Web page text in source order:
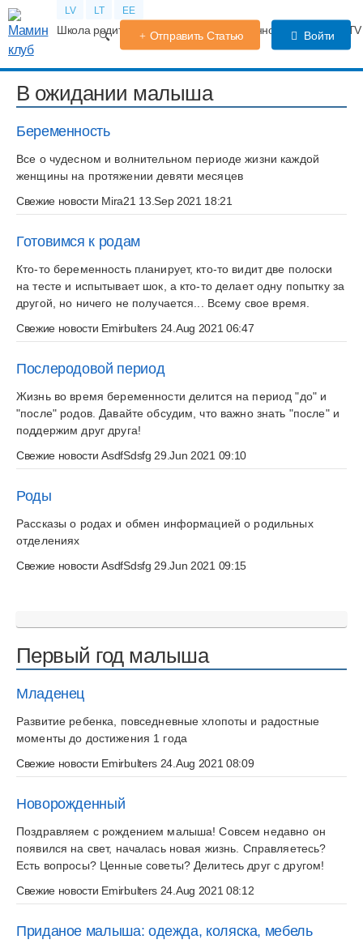
LV LT EE
Школа родителей Календарь беременности Форум
Отправить Статью Войти
В ожидании малыша
Беременность
Все о чудесном и волнительном периоде жизни каждой
женщины на протяжении девяти месяцев
Свежие новости Mira21 13.Sep 2021 18:21
Готовимся к родам
Кто-то беременность планирует, кто-то видит две полоски
на тесте и испытывает шок, а кто-то делает одну попытку за
другой, но ничего не получается... Всему свое время.
Свежие новости Emirbulters 24.Aug 2021 06:47
Послеродовой период
Жизнь во время беременности делится на период "до" и
"после" родов. Давайте обсудим, что важно знать "после" и
поддержим друг друга!
Свежие новостиAsdfSdsfg 29.Jun 2021 09:10
Роды
Рассказы о родах и обмен информацией о родильных
отделениях
Свежие новостиAsdfSdsfg 29.Jun 2021 09:15
Первый год малыша
Младенец
Развитие ребенка, повседневные хлопоты и радостные
моменты до достижения 1 года
Свежие новости Emirbulters 24.Aug 2021 08:09
Новорожденный
Поздравляем с рождением малыша! Совсем недавно он
появился на свет, началась новая жизнь. Справляетесь?
Есть вопросы? Ценные советы? Делитесь друг с другом!
Свежие новости Emirbulters 24.Aug 2021 08:12
Приданое малыша: одежда, коляска, мебель